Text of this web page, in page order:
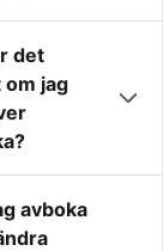
det
om jag
avboka